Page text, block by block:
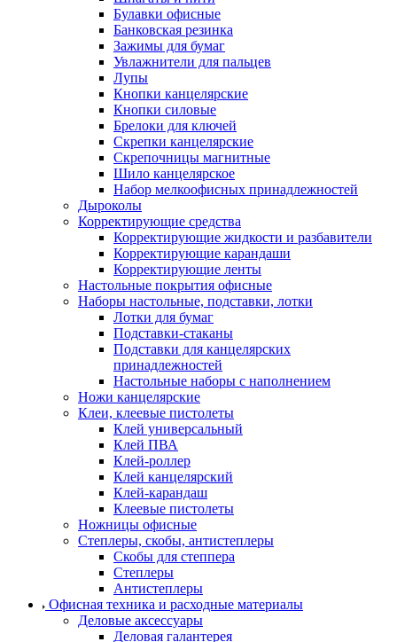
Булавки офисные
Банковская резинка
Зажимы для бумаг
Увлажнители для пальцев
Лупы
Кнопки канцелярские
Кнопки силовые
Брелоки для ключей
Скрепки канцелярские
Скрепочницы магнитные
Шило канцелярское
Набор мелкоофисных принадлежностей
Дыроколы
Корректирующие средства
Корректирующие жидкости и разбавители
Корректирующие карандаши
Корректирующие ленты
Настольные покрытия офисные
Наборы настольные, подставки, лотки
Лотки для бумаг
Подставки-стаканы
Подставки для канцелярских
принадлежностей
Настольные наборы с наполнением
Ножи канцелярские
Клеи, клеевые пистолеты
Клей универсальный
Клей ПВА
Клей-роллер
Клей канцелярский
Клей-карандаш
Клеевые пистолеты
Ножницы офисные
Степлеры, скобы, антистеплеры
Скобы для степпера
Степлеры
Антистеплеры
Офисная техника и расходные материалы
Деловые аксессуары
Деловая галантерея